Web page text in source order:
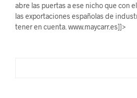
abre las puertas a ese nicho que con
las exportaciones españolas de
tener en cuenta. www.maycarr.es]]>